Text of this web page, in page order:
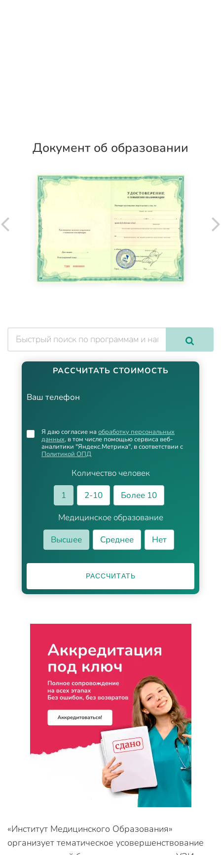
Документ об образовании
РАССЧИТАТЬ СТОИМОСТЬ
Ваш телефон
Количество человек
1
2-10
Более 10
Медицинское образование
Высшее
Среднее Нет
Я даю согласие на обработку персональных
данных, в том числе помощью сервиса веб-
аналитики "Яндекс.Метрика", в соответствии с
Политикой ОПД
РАССЧИТАТЬ
«Институт Медицинского Образования»
организует тематическое усовершенствование